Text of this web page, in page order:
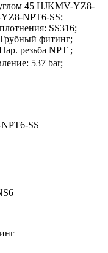
45 HJKMV-YZ8-
NPT6-SS;
SS316;
фитинг;
резьба NPT ;
537 bar;
SS